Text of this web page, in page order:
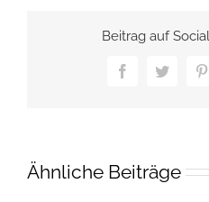
Beitrag auf
FacebookTwitter
Ähnliche Beiträge